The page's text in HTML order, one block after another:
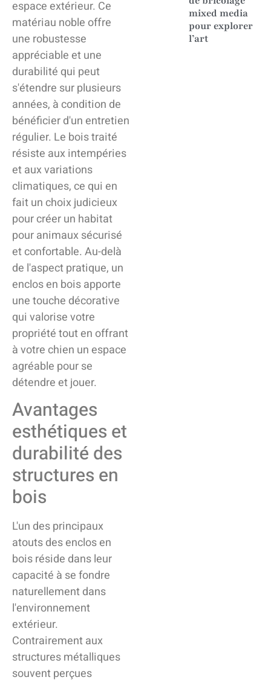
espace extérieur. Ce
matériau noble offre
une robustesse
appréciable et une
durabilité qui peut
s'étendre sur plusieurs
années, à condition de
bénéficier d'un entretien
régulier. Le bois traité
résiste aux intempéries
et aux variations
climatiques, ce qui en
fait un choix judicieux
pour créer un habitat
pour animaux sécurisé
et confortable. Au-delà
de l'aspect pratique, un
enclos en bois apporte
une touche décorative
qui valorise votre
propriété tout en offrant
à votre chien un espace
agréable pour se
détendre et jouer.
Avantages
esthétiques et
durabilité des
structures en
bois
L'un des principaux
atouts des enclos en
bois réside dans leur
capacité à se fondre
naturellement dans
l'environnement
extérieur.
Contrairement aux
structures métalliques
souvent perçues
mixed media
pour explorer
l’art